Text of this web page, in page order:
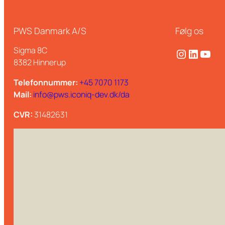
PWS Danmark A/S
Sigma 8C
8382 Hinnerup
Telefonnummer: +45 7070 1173
Mail: info@pws.iconiq-dev.dk/da
CVR: 31482631
Følg os
Instagram LinkedIn YouTube